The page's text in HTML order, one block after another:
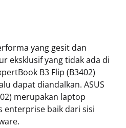
yang gesit dan
eksklusif yang tidak ada di
B3 Flip (B3402)
dapat diandalkan. ASUS
merupakan laptop
enterprise baik dari sisi